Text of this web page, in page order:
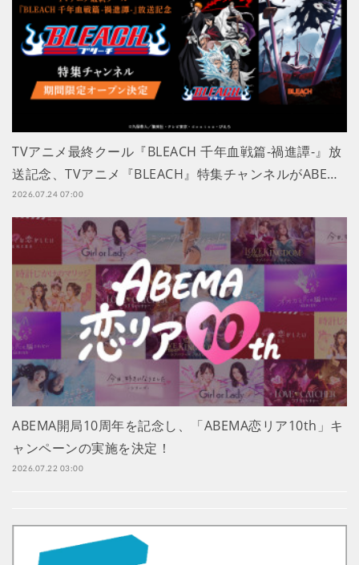
TVアニメ最終クール『BLEACH 千年血戦篇-禍進譚-』放
送記念、TVアニメ『BLEACH』特集チャンネルがABE…
2026.07.24 07:00
ABEMA開局10周年を記念し、「ABEMA恋リア10th」キ
ャンペーンの実施を決定！
2026.07.22 03:00